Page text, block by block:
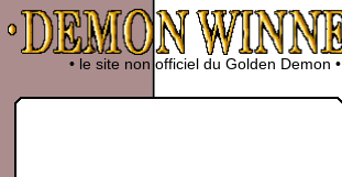
• le site non officiel du Golden Demon •